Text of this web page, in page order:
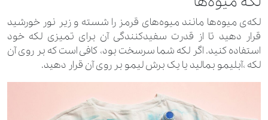
لکه‌ی میوه‌ها مانند میوه‌های قرمز را شسته و زیر نور خورشید
قرار دهید تا از قدرت سفیدکنندگی آن برای تمیزی لکه خود
استفاده کنید. اگر لکه شما سرسخت بود، کافی است که بر روی آن
لکه ،آبلیمو بمالید یا یک برش لیمو بر روی آن قرار دهید.